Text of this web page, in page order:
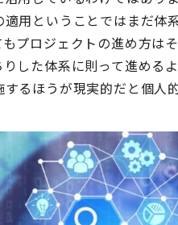
用ということではまだ体
プロジェクトの進め方は
した体系に則って進める
るほうが現実的だと個人